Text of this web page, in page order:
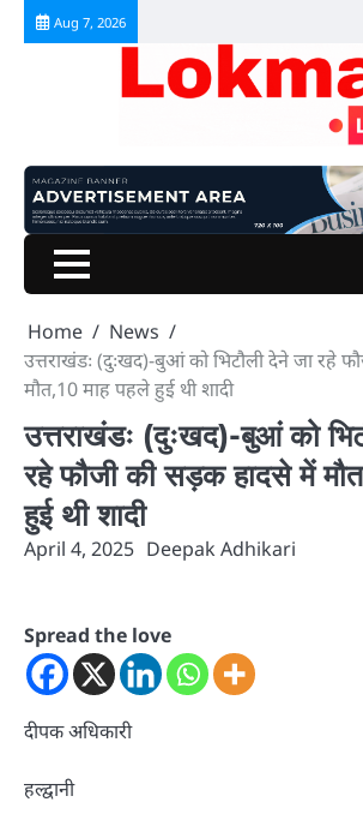
Skip
Aug 7, 2026
Home
News
उत्तराखंडः (दुःखद)-बुआं को भिटौली देने जा रहे
मौत,10 माह पहले हुई थी शादी
उत्तराखंडः (दुःखद)-बुआं को
रहे फौजी की सड़क हादसे में
हुई थी शादी
April 4, 2025 Deepak Adhikari
Spread the love
दीपक अधिकारी
हल्द्वानी